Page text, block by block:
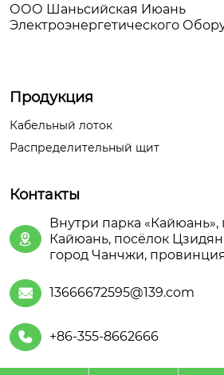
ООО Шаньсийская Июань
Электроэнергетического
Продукция
Кабельный лоток
Распределительный щит
Контакты

Внутри парка «Кайюань»,
Кайюань, посёлок
город Чанчжи,
 13666672595@139.com
 +86-355-8662666